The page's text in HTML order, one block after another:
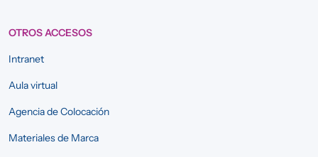
OTROS ACCESOS
Intranet
Aula virtual
Agencia de Colocación
Materiales de Marca